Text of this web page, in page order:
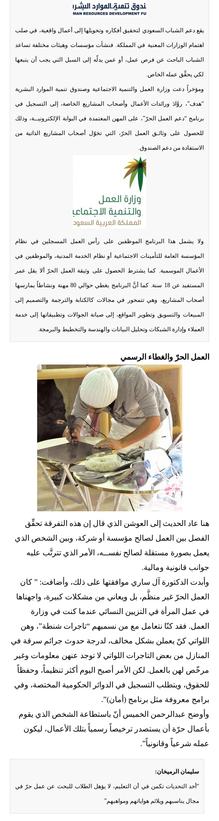
يقع دعم الشباب السعودي لتحقيق أفكاره وتحويلها إلى أعمال واقعية، في صلب
اهتمام الوزارات المعنية في المملكة. فنشأت مؤسسات وهيئات مختلفة تساعد
الشباب الباحث عن فرص عمل، أو عمن يدلّه إلى السبل التي يجب أن يتبعها
لكي يحقِّق عمله الخاص.
ومؤخراً دعت وزارة العمل والتنمية الاجتماعية وصندوق تنمية الموارد البشرية
“هدف”، روَّادَ ورائدات الأعمال وأصحاب المشاريع الخاصة، إلى التسجيل في
برنامج “دعم العمل الحرّ”، على المهن المعتمدة في البوابة الإلكترونيــة، وذلك
للحصول على وثائـق العمل الحرّ، التي تخوّل أصحاب المشاريع الذاتية من
الاستفادة من دعم الصندوق.
ولا يشمل هذا البرنامج الموظفين على رأس العمل المسجلين في نظام
المؤسسة العامة للتأمينات الاجتماعية أو نظام الخدمة المدنية، والموظفين في
الأعمال الموسمية. كما يشترط الحصول على وثيقة العمل الحرّ ألا يقل عمر
المستفيد عن 18 سنة. كما أنَّ البرنامج يغطي حوالي 80 مهنة ونشاطاً يمارسها
أصحاب المشاريع، وهي تتمحور في مجالات كالكتابة والترجمة والتصميم إلى
المبيعات والتسويق وتطوير المواقع، إلى صيانة الجوالات وتطبيقاتها إلى خدمة
العملاء وإدارة الشبكات وتحليل البيانات والهندسة والتخطيط والبرمجة.
العمل الحرّ والغطاء الرسمي
هنا عاد الحديث إلى العوشن الذي قال إن هذه التفرقة تحقِّق
الفصل بين العمل لصالح مؤسسة أو شركة، وبين الشخص الذي
يعمل بصورة مستقلة لصالح نفســه، الأمر الذي تترتَّب عليه
جوانب قانونية ومالية.
وأبدت الدكتورة آل ساري موافقتها على ذلك، وأضافت: ” كان
العمل الحرّ غير منظَّم، بل ويعاني من مشكلات كبيرة، واجهناها
في عمل المرأة في التزيين النسائي عندما كنت في وزارة
العمل. فقد كنّا نتعامل مع من نسميهم “تاجرات شنطة”، وهن
اللواتي كنّ يعملن بشكل مخالف، لدرجة حدوث جرائم سرقة في
المنازل من بعض التاجرات اللواتي لا توجد عنهن معلومات وغير
مرخّص لهن بالعمل. لكن الأمر أصبح اليوم أكثر تنظيماً، وحفظاً
للحقوق، ويتطلب التسجيل في الدوائر الحكومية المختصة، وفي
برامج معروفة مثل برنامج (أمان)”.
وأوضح عبدالرحمن الخميس أنّ باستطاعة الشخص الذي يقوم
بأعمال حرّة أن يستصدر ترخيصاً رسمياً بتلك الأعمال، ليكون
عمله شرعياً وقانونياً”.
سليمان الرميخان:
“أحد التحديات تكمن في أن التعليم، لا يؤهل الطلاب للبحث عن عمل حرّ في
مجال يناسبهم ويلائم هواياتهم ومواهبهم”